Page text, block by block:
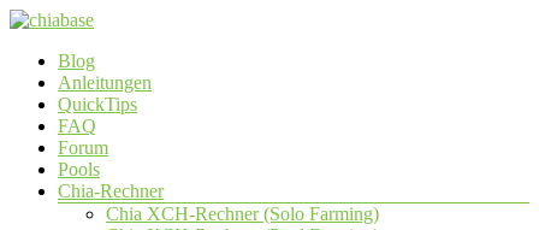
Zum
springen
chiabase
CHIA
Info-
Community
Seite
Menü
Blog
Anleitungen
QuickTips
FAQ
Forum
Pools
Chia-Rechner
Chia XCH-Rechner (Solo Farming)